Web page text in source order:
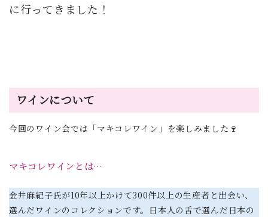
に行ってきました！
ワインについて
今回のワイン会では「マキコレワイン」を楽しみました🍷
マキコレワインとは…
金井麻紀子氏が10年以上かけて300件以上の生産者と出会い、
選んだワインのコレクションです。日本人の舌で選んだ日本の